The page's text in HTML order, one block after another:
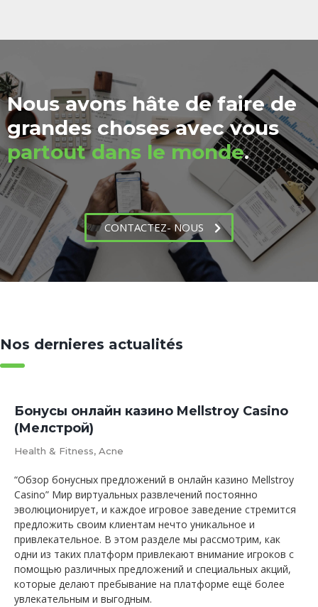
Nous avons hâte de faire de
grandes choses avec vous
partout dans le monde.
CONTACTEZ- NOUS
Nos dernieres actualités
Бонусы онлайн казино Mellstroy Casino
(Мелстрой)
Health & Fitness, Acne
“Обзор бонусных предложений в онлайн казино Mellstroy
Casino” Мир виртуальных развлечений постоянно
эволюционирует, и каждое игровое заведение стремится
предложить своим клиентам нечто уникальное и
привлекательное. В этом разделе мы рассмотрим, как
одни из таких платформ привлекают внимание игроков с
помощью различных предложений и специальных акций,
которые делают пребывание на платформе ещё более
увлекательным и выгодным.